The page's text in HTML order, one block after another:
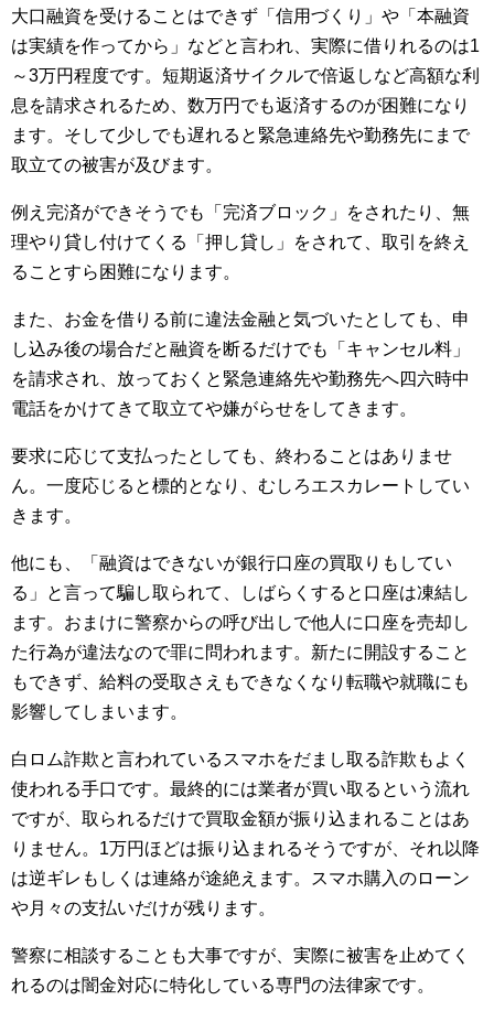
大口融資を受けることはできず「信用づくり」や「本融資
は実績を作ってから」などと言われ、実際に借りれるのは1
～3万円程度です。短期返済サイクルで倍返しなど高額な利
息を請求されるため、数万円でも返済するのが困難になり
ます。そして少しでも遅れると緊急連絡先や勤務先にまで
取立ての被害が及びます。
例え完済ができそうでも「完済ブロック」をされたり、無
理やり貸し付けてくる「押し貸し」をされて、取引を終え
ることすら困難になります。
また、お金を借りる前に違法金融と気づいたとしても、申
し込み後の場合だと融資を断るだけでも「キャンセル料」
を請求され、放っておくと緊急連絡先や勤務先へ四六時中
電話をかけてきて取立てや嫌がらせをしてきます。
要求に応じて支払ったとしても、終わることはありませ
ん。一度応じると標的となり、むしろエスカレートしてい
きます。
他にも、「融資はできないが銀行口座の買取りもしてい
る」と言って騙し取られて、しばらくすると口座は凍結し
ます。おまけに警察からの呼び出しで他人に口座を売却し
た行為が違法なので罪に問われます。新たに開設すること
もできず、給料の受取さえもできなくなり転職や就職にも
影響してしまいます。
白ロム詐欺と言われているスマホをだまし取る詐欺もよく
使われる手口です。最終的には業者が買い取るという流れ
ですが、取られるだけで買取金額が振り込まれることはあ
りません。1万円ほどは振り込まれるそうですが、それ以降
は逆ギレもしくは連絡が途絶えます。スマホ購入のローン
や月々の支払いだけが残ります。
警察に相談することも大事ですが、実際に被害を止めてく
れるのは闇金対応に特化している専門の法律家です。